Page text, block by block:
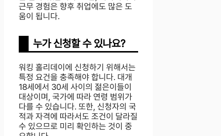
근무 경험은 향후 취업에도 많은 도
움이 됩니다.
누가 신청할 수 있나요?
워킹 홀리데이에 신청하기 위해서는
특정 요건을 충족해야 합니다. 대개
18세에서 30세 사이의 젊은이들이
대상이며, 국가에 따라 연령 범위가
다를 수 있습니다. 또한, 신청자의 국
적과 자격에 따라서도 조건이 달라질
수 있으므로 미리 확인하는 것이 중